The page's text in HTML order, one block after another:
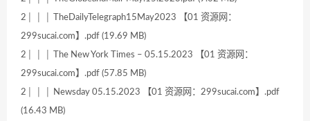
2│ │ │ TheDailyTelegraph15May2023 【01 资源网：
299sucai.com】.pdf (19.69 MB)
2│ │ │ The New York Times – 05.15.2023 【01 资源网：
299sucai.com】.pdf (57.85 MB)
2│ │ │ Newsday 05.15.2023 【01 资源网：299sucai.com】.pdf
(16.43 MB)